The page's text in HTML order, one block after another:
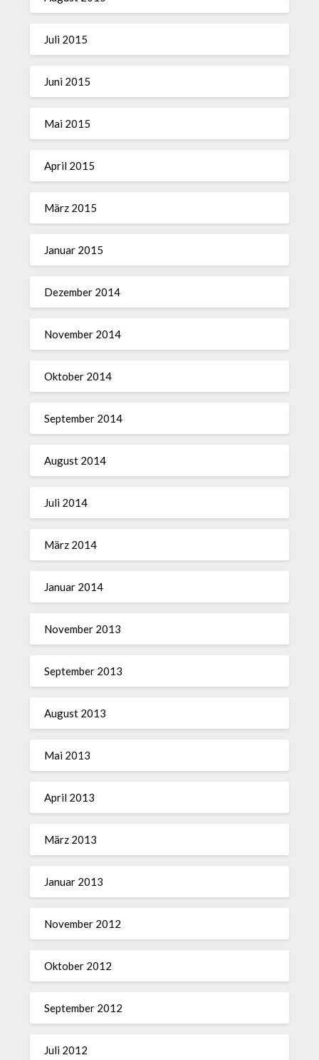
Juli 2015
Juni 2015
Mai 2015
April 2015
März 2015
Januar 2015
Dezember 2014
November 2014
Oktober 2014
September 2014
August 2014
Juli 2014
März 2014
Januar 2014
November 2013
September 2013
August 2013
Mai 2013
April 2013
März 2013
Januar 2013
November 2012
Oktober 2012
September 2012
Juli 2012